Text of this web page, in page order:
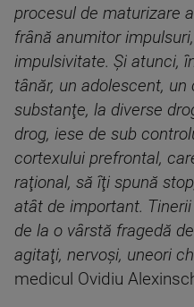
procesul de maturizare
frână anumitor
impulsivitate. Şi atunci,
tânăr, un adolescent, un
substanţe, la diverse
drog, iese de sub
cortexului prefrontal,
raţional, să îţi spună
atât de important.
de la o vârstă fragedă
agitaţi, nervoşi, uneori
medicul Ovidiu